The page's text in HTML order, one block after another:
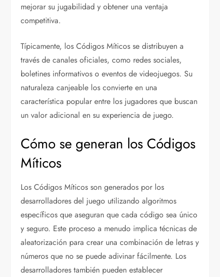
mejorar su jugabilidad y obtener una ventaja
competitiva.
Típicamente, los Códigos Míticos se distribuyen a
través de canales oficiales, como redes sociales,
boletines informativos o eventos de videojuegos. Su
naturaleza canjeable los convierte en una
característica popular entre los jugadores que buscan
un valor adicional en su experiencia de juego.
Cómo se generan los Códigos
Míticos
Los Códigos Míticos son generados por los
desarrolladores del juego utilizando algoritmos
específicos que aseguran que cada código sea único
y seguro. Este proceso a menudo implica técnicas de
aleatorización para crear una combinación de letras y
números que no se puede adivinar fácilmente. Los
desarrolladores también pueden establecer